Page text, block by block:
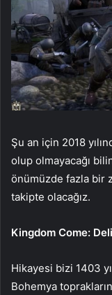
Şu an için 2018
olup olmayacağı
önümüzde fazla bir
takipte olacağız.
Kingdom Come:
Hikayesi bizi 1403
Bohemya